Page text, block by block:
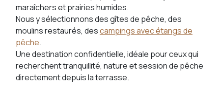
maraîchers et prairies humides.
Nous y sélectionnons des gîtes de pêche, des
moulins restaurés, descampings avec étangs de
pêche.
Une destination confidentielle, idéale pour ceux qui
recherchent tranquillité, nature et session de pêche
directement depuis la terrasse.